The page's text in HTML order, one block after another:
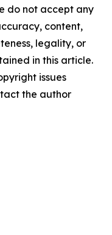
do not accept any
content,
legality, or
in this article.
issues
the author